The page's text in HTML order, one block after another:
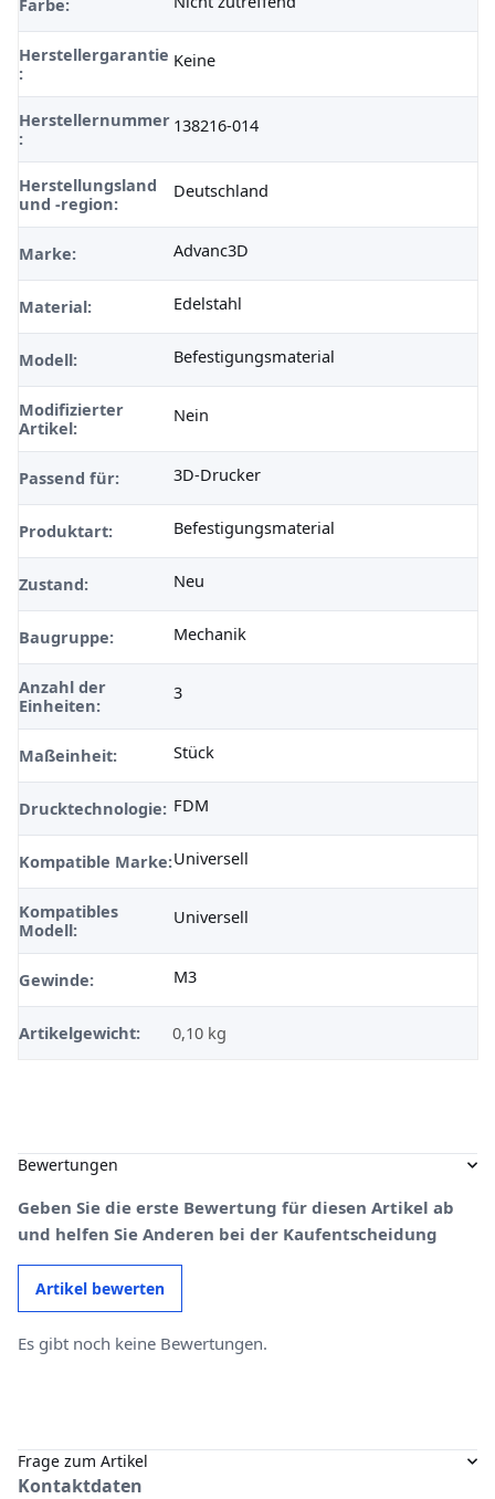
Herstellergarantie
:
Keine
Herstellernummer
:
138216-014
Herstellungsland
und -region:
Deutschland
Marke: Advanc3D
Material: Edelstahl
Modell: Befestigungsmaterial
Modifizierter
Artikel:
Nein
Passend für: 3D-Drucker
Produktart: Befestigungsmaterial
Zustand: Neu
Baugruppe: Mechanik
Anzahl der
Einheiten:
3
Maßeinheit: Stück
Drucktechnologie: FDM
Kompatible Marke:Universell
Kompatibles
Modell:
Universell
Gewinde: M3
Artikelgewicht: 0,10 kg
Bewertungen
Geben Sie die erste Bewertung für diesen Artikel ab
und helfen Sie Anderen bei der Kaufentscheidung
Artikel bewerten
Es gibt noch keine Bewertungen.
Frage zum Artikel
Kontaktdaten